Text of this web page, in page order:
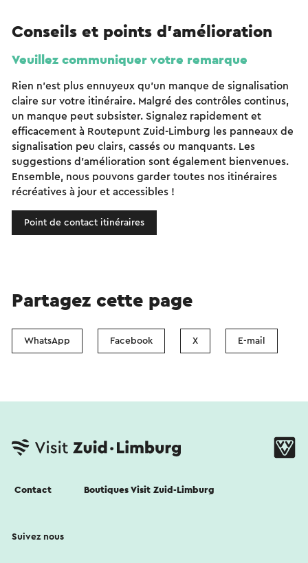
Conseils et points d'amélioration
Veuillez communiquer votre remarque
Rien n'est plus ennuyeux qu'un manque de signalisation
claire sur votre itinéraire. Malgré des contrôles continus,
un manque peut subsister. Signalez rapidement et
efficacement à Routepunt Zuid-Limburg les panneaux de
signalisation peu clairs, cassés ou manquants. Les
suggestions d'amélioration sont également bienvenues.
Ensemble, nous pouvons garder toutes nos itinéraires
récréatives à jour et accessibles !
Point de contact itinéraires
Partagez cette page
WhatsApp Facebook X E-mail
Contact Boutiques Visit Zuid-Limburg
Suivez nous